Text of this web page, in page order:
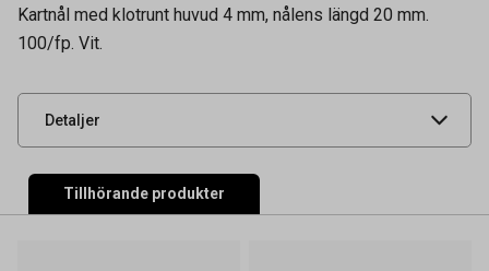
Kartnål med klotrunt huvud 4 mm, nålens längd 20 mm.
100/fp. Vit.
Detaljer
Tidigare artikelnummer 9291055
Leverantörens
UNSPSC 44122106
Tillhörande produkter